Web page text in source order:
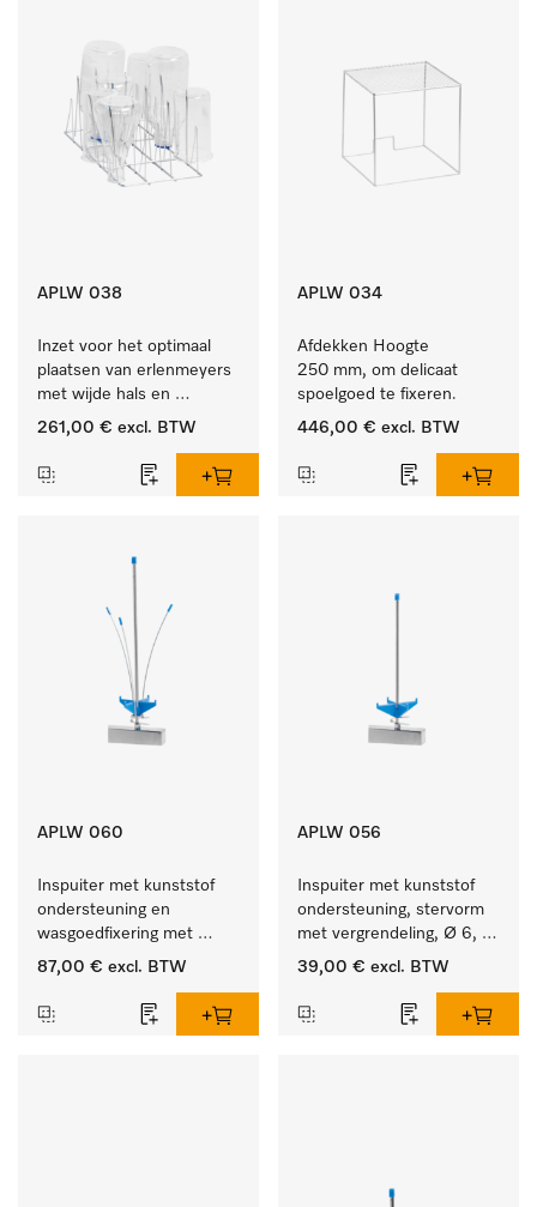
APLW 038
Inzet voor het optimaal
plaatsen van erlenmeyers
met wijde hals en
maatcylinders.
261,00 € excl. BTW
APLW 034
Afdekken Hoogte
250 mm, om delicaat
spoelgoed te fixeren.
446,00 € excl. BTW
APLW 060
Inspuiter met kunststof
ondersteuning en
wasgoedfixering met
vergr., Ø 6, lengte
87,00 € excl. BTW
APLW 056
Inspuiter met kunststof
ondersteuning, stervorm
met vergrendeling, Ø 6,
lengte 225 mm.
39,00 € excl. BTW